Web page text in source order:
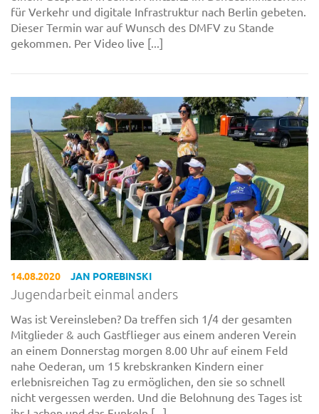
für Verkehr und digitale Infrastruktur nach Berlin gebeten.
Dieser Termin war auf Wunsch des DMFV zu Stande
gekommen. Per Video live [...]
14.08.2020 JAN POREBINSKI
Jugendarbeit einmal anders
Was ist Vereinsleben? Da treffen sich 1/4 der gesamten
Mitglieder & auch Gastflieger aus einem anderen Verein
an einem Donnerstag morgen 8.00 Uhr auf einem Feld
nahe Oederan, um 15 krebskranken Kindern einer
erlebnisreichen Tag zu ermöglichen, den sie so schnell
nicht vergessen werden. Und die Belohnung des Tages ist